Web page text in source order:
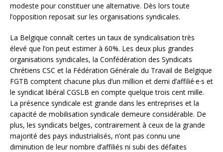
modeste pour constituer une alternative. Dès lors toute
l’opposition reposait sur les organisations syndicales.
La Belgique connaît certes un taux de syndicalisation très
élevé que l’on peut estimer à 60%. Les deux plus grandes
organisations syndicales, la Confédération des Syndicats
Chrétiens CSC et la Fédération Générale du Travail de Belgique
FGTB comptent chacune plus d’un million et demi d’affilié·e·s et
le syndicat libéral CGSLB en compte quelque trois cent mille.
La présence syndicale est grande dans les entreprises et la
capacité de mobilisation syndicale demeure considérable. De
plus, les syndicats belges, contrairement à ceux de la grande
majorité des pays industrialisés, n’ont pas connu une
diminution de leur nombre d’affiliés ni subi des défaites